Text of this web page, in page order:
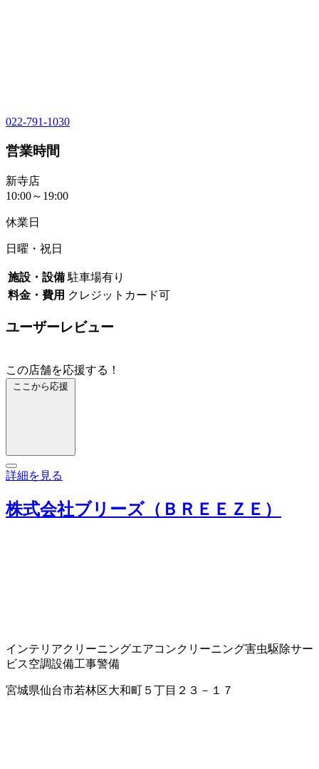
022-791-1030
営業時間
新寺店
10:00～19:00
休業日
日曜・祝日
施設・設備 駐車場有り
料金・費用 クレジットカード可
ユーザーレビュー
この店舗を応援する！
ここから応援
詳細を見る
株式会社ブリーズ（ＢＲＥＥＺＥ）
インテリアクリーニングエアコンクリーニング害虫駆除サー
ビス空調設備工事警備
宮城県仙台市若林区大和町５丁目２３－１７